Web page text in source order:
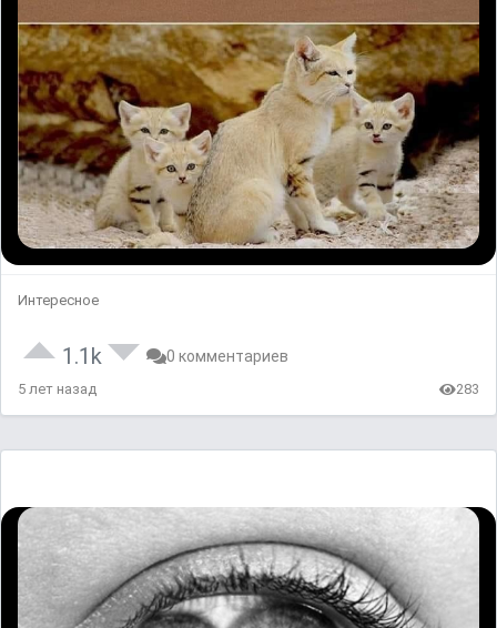
Интересное
1.1k 0 комментариев
5 лет назад 283